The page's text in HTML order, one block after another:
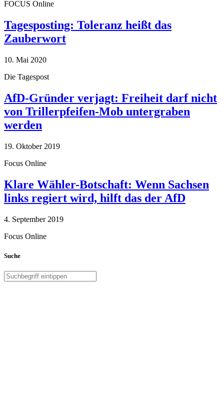
FOCUS Online
Tagesposting: Toleranz heißt das
Zauberwort
10. Mai 2020
Die Tagespost
AfD-Gründer verjagt: Freiheit darf nicht
von Trillerpfeifen-Mob untergraben
werden
19. Oktober 2019
Focus Online
Klare Wähler-Botschaft: Wenn Sachsen
links regiert wird, hilft das der AfD
4. September 2019
Focus Online
Suche